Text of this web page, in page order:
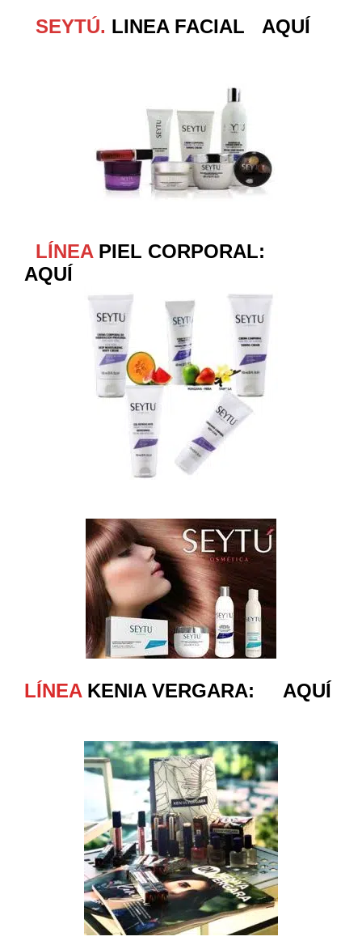
SEYTÚ. LINEA FACIAL AQUÍ
LÍNEA PIEL CORPORAL:
AQUÍ
LÍNEA KENIA VERGARA: AQUÍ